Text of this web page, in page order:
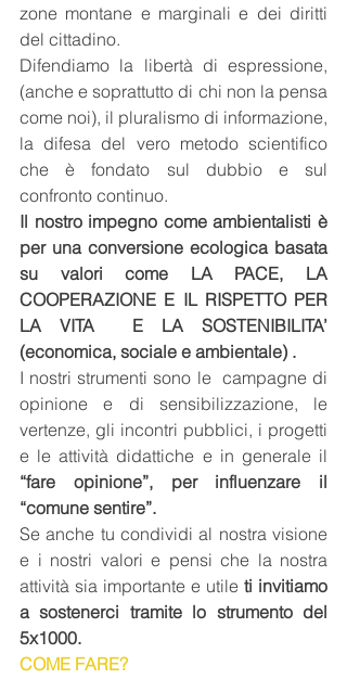
zone montane e marginali e dei diritti
del cittadino.
Difendiamo la libertà di espressione,
(anche e soprattutto di chi non la pensa
come noi), il pluralismo di informazione,
la difesa del vero metodo scientifico
che è fondato sul dubbio e sul
confronto continuo.
Il nostro impegno come ambientalisti è
per una conversione ecologica basata
su valori come LA PACE, LA
COOPERAZIONE E IL RISPETTO PER
LA VITA  E LA SOSTENIBILITA’
(economica, sociale e ambientale) .
I nostri strumenti sono le  campagne di
opinione e di sensibilizzazione, le
vertenze, gli incontri pubblici, i progetti
“fare opinione”, per influenzare il
“comune sentire”.
Se anche tu condividi al nostra visione
e i nostri valori e pensi che la nostra
attività sia importante e utile ti invitiamo
a sostenerci tramite lo strumento del
5x1000.
COME FARE?